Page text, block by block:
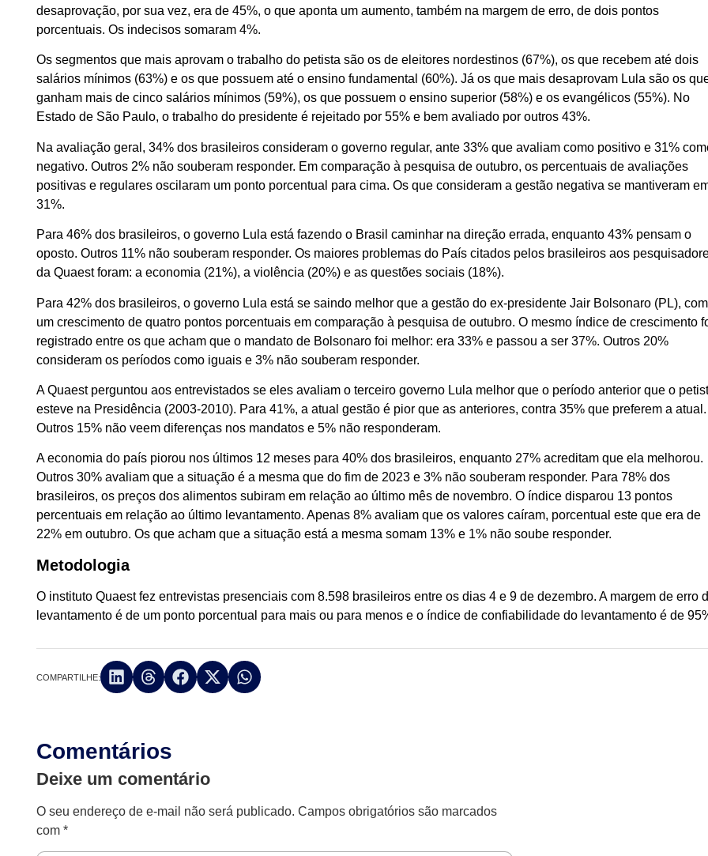
desaprovação, por sua vez, era de 45%, o que aponta um aumento, também na margem de erro, de dois pontos
porcentuais. Os indecisos somaram 4%.
Os segmentos que mais aprovam o trabalho do petista são os de eleitores nordestinos (67%), os que recebem até dois
salários mínimos (63%) e os que possuem até o ensino fundamental (60%). Já os que mais desaprovam Lula são os
ganham mais de cinco salários mínimos (59%), os que possuem o ensino superior (58%) e os evangélicos (55%). No
Estado de São Paulo, o trabalho do presidente é rejeitado por 55% e bem avaliado por outros 43%.
Na avaliação geral, 34% dos brasileiros consideram o governo regular, ante 33% que avaliam como positivo e 31%
negativo. Outros 2% não souberam responder. Em comparação à pesquisa de outubro, os percentuais de avaliações
positivas e regulares oscilaram um ponto porcentual para cima. Os que consideram a gestão negativa se mantiveram
31%.
Para 46% dos brasileiros, o governo Lula está fazendo o Brasil caminhar na direção errada, enquanto 43% pensam o
oposto. Outros 11% não souberam responder. Os maiores problemas do País citados pelos brasileiros aos
da Quaest foram: a economia (21%), a violência (20%) e as questões sociais (18%).
Para 42% dos brasileiros, o governo Lula está se saindo melhor que a gestão do ex-presidente Jair Bolsonaro (PL), com
um crescimento de quatro pontos porcentuais em comparação à pesquisa de outubro. O mesmo índice de crescimento
registrado entre os que acham que o mandato de Bolsonaro foi melhor: era 33% e passou a ser 37%. Outros 20%
consideram os períodos como iguais e 3% não souberam responder.
A Quaest perguntou aos entrevistados se eles avaliam o terceiro governo Lula melhor que o período anterior que o
esteve na Presidência (2003-2010). Para 41%, a atual gestão é pior que as anteriores, contra 35% que preferem a atual.
Outros 15% não veem diferenças nos mandatos e 5% não responderam.
A economia do país piorou nos últimos 12 meses para 40% dos brasileiros, enquanto 27% acreditam que ela melhorou.
Outros 30% avaliam que a situação é a mesma que do fim de 2023 e 3% não souberam responder. Para 78% dos
brasileiros, os preços dos alimentos subiram em relação ao último mês de novembro. O índice disparou 13 pontos
percentuais em relação ao último levantamento. Apenas 8% avaliam que os valores caíram, porcentual este que era de
22% em outubro. Os que acham que a situação está a mesma somam 13% e 1% não soube responder.
Metodologia
O instituto Quaest fez entrevistas presenciais com 8.598 brasileiros entre os dias 4 e 9 de dezembro. A margem de erro
levantamento é de um ponto porcentual para mais ou para menos e o índice de confiabilidade do levantamento é de
COMPARTILHE:
Comentários
Deixe um comentário
O seu endereço de e-mail não será publicado. Campos obrigatórios são marcados
com*